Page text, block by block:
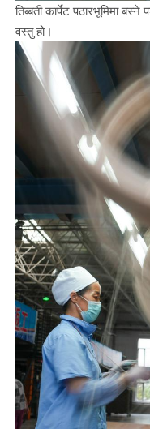
तिब्बती कार्पेट पठारभूमिमा
वस्तु हो।